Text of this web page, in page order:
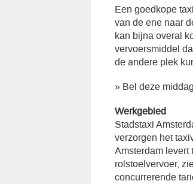
Een goedkope
van de ene naar
kan bijna overal
vervoersmiddel
de andere plek
» Bel deze
Werkgebied
Stadstaxi
verzorgen het
Amsterdam levert
rolstoelvervoer,
concurrerende